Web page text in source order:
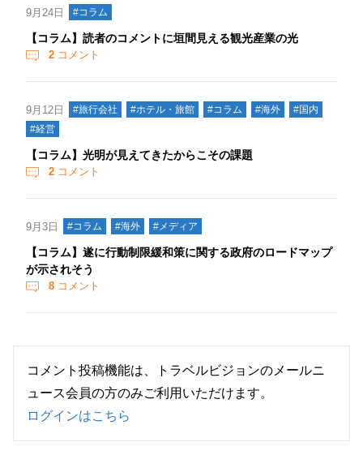
9月24日 #コラム
【コラム】読者のコメントに垣間見える観光産業の光
2 コメント
9月12日 #旅行会社 #ホテル・旅館 #コラム #海外
#国内
#経営
【コラム】光明が見えてきたからこその課題
2 コメント
9月3日 #コラム #海外 #メディア
【コラム】遂に行動制限緩和策に関する政府のロードマップ
が示されそう
8 コメント
コメント投稿機能は、トラベルビジョンのメールニ
ュース会員の方のみご利用いただけます。
ログインはこちら